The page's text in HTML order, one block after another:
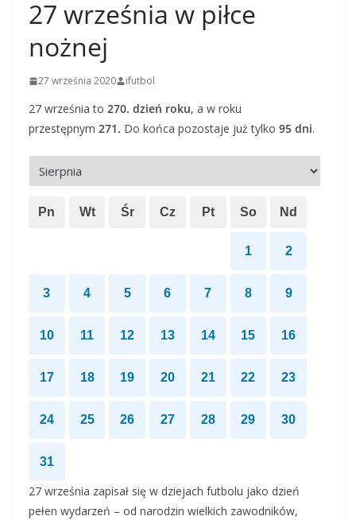
27 września w piłce
nożnej
27 września 2020 ifutbol
27 września to 270. dzień roku, a w roku
przestępnym 271. Do końca pozostaje już tylko 95 dni.
Pn Wt Śr Cz Pt So Nd
1 2
3 4 5 6 7 8 9
10 11 12 13 14 15 16
17 18 19 20 21 22 23
24 25 26 27 28 29 30
31
27 września zapisał się w dziejach futbolu jako dzień
pełen wydarzeń – od narodzin wielkich zawodników,